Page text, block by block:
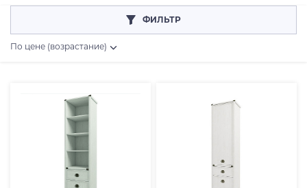
ФИЛЬТР
По цене (возрастание)
Цена, RUB